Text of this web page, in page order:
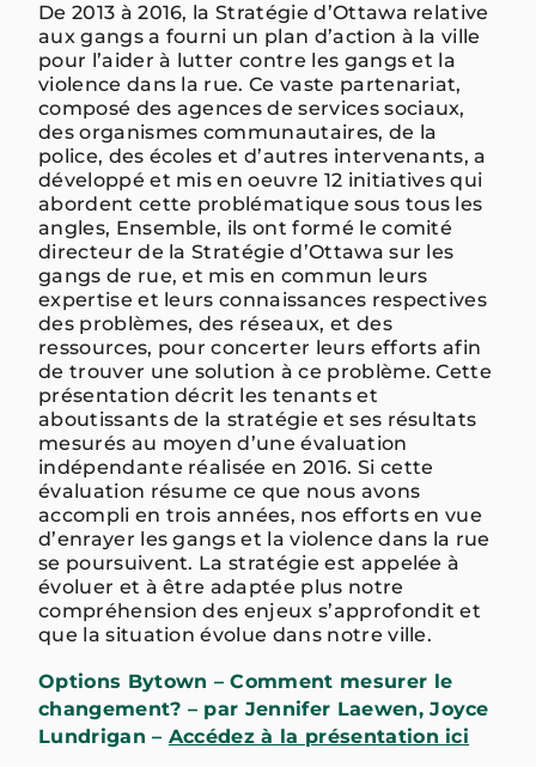
De 2013 à 2016, la Stratégie d’Ottawa relative
aux gangs a fourni un plan d’action à la ville
pour l’aider à lutter contre les gangs et la
violence dans la rue. Ce vaste partenariat,
composé des agences de services sociaux,
des organismes communautaires, de la
police, des écoles et d’autres intervenants, a
développé et mis en oeuvre 12 initiatives qui
abordent cette problématique sous tous les
angles, Ensemble, ils ont formé le comité
directeur de la Stratégie d’Ottawa sur les
gangs de rue, et mis en commun leurs
expertise et leurs connaissances respectives
des problèmes, des réseaux, et des
ressources, pour concerter leurs efforts afin
de trouver une solution à ce problème. Cette
présentation décrit les tenants et
aboutissants de la stratégie et ses résultats
mesurés au moyen d’une évaluation
indépendante réalisée en 2016. Si cette
évaluation résume ce que nous avons
accompli en trois années, nos efforts en vue
d’enrayer les gangs et la violence dans la rue
se poursuivent. La stratégie est appelée à
évoluer et à être adaptée plus notre
compréhension des enjeux s’approfondit et
que la situation évolue dans notre ville.
Options Bytown – Comment mesurer le
changement? – par Jennifer Laewen, Joyce
Lundrigan – Accédez à la présentation ici